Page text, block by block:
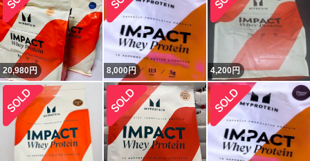
20,980円 8,000円 4,200円